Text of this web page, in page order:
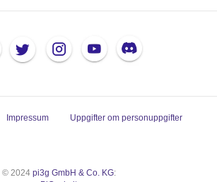
Impressum Uppgifter om personuppgifter
© 2024 pi3g GmbH & Co. KG: